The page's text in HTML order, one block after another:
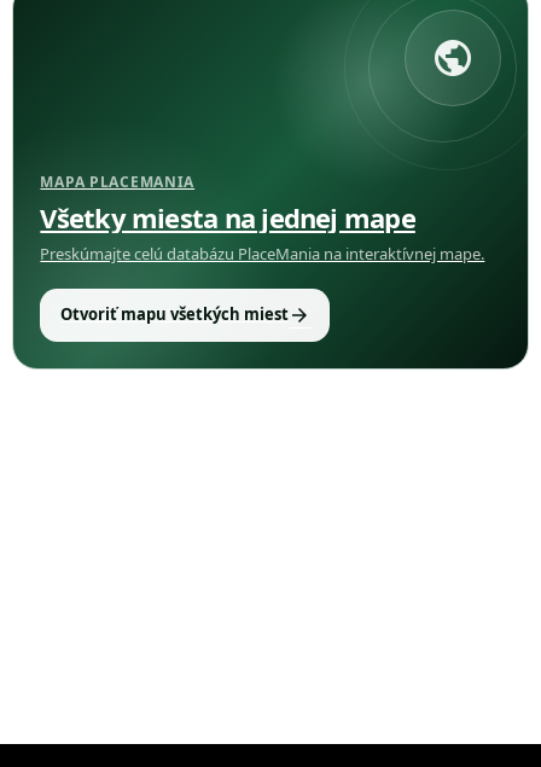
public
MAPA PLACEMANIA
Všetky miesta na jednej mape
Preskúmajte celú databázu PlaceMania na interaktívnej mape.
Otvoriť mapu všetkých miestarrow_forward